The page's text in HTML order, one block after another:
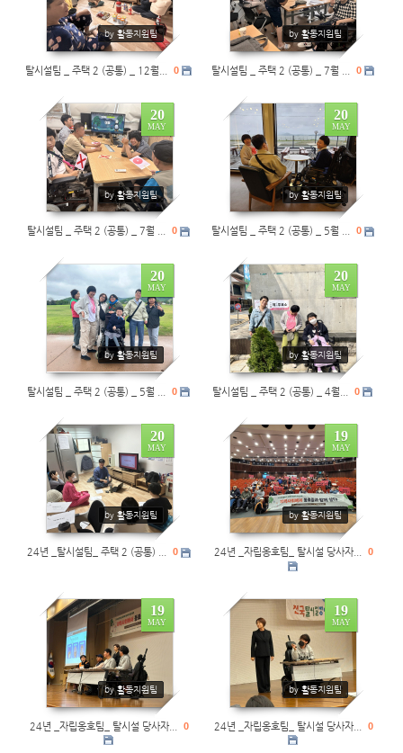
by 활동지원팀
탈시설팀 _ 주택 2 (공통) _ 12월... 0
by 활동지원팀
탈시설팀 _ 주택 2 (공통) _ 7월 ... 0
20
MAY
by 활동지원팀
0
탈시설팀 _ 주택 2 (공통) _ 7월 ... 0
20
MAY
by 활동지원팀
0
탈시설팀 _ 주택 2 (공통) _ 5월 ... 0
20
MAY
by 활동지원팀
0
탈시설팀 _ 주택 2 (공통) _ 5월 ... 0
20
MAY
by 활동지원팀
0
탈시설팀 _ 주택 2 (공통) _ 4월... 0
20
MAY
by 활동지원팀
0
24년 _탈시설팀_ 주택 2 (공통) ... 0
19
MAY
by 활동지원팀
0
24년 _자립옹호팀_ 탈시설 당사자... 0
19
MAY
by 활동지원팀
0
24년 _자립옹호팀_ 탈시설 당사자... 0
19
MAY
by 활동지원팀
0
24년 _자립옹호팀_ 탈시설 당사자... 0